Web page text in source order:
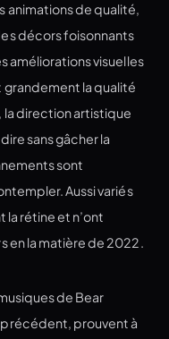
animations de qualité,
décors foisonnants
améliorations visuelles
la qualité
la direction artistique
sans gâcher la
sont
Aussi variés
la rétine et n’ont
en la matière de 2022.
de Bear
prouvent à